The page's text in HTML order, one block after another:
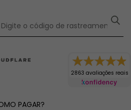
2863 avaliações reais
PAGAR?